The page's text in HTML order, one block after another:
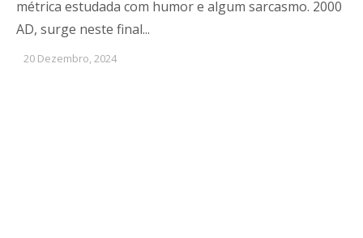
métrica estudada com humor e algum sarcasmo. 2000
AD, surge neste final...
20 Dezembro, 2024